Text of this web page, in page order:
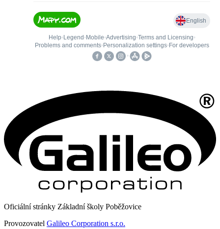
Oficiální stránky Základní školy Poběžovice
Provozovatel Galileo Corporation s.r.o.